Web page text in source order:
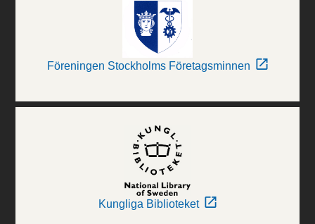
Föreningen Stockholms Företagsminnen
Kungliga Biblioteket